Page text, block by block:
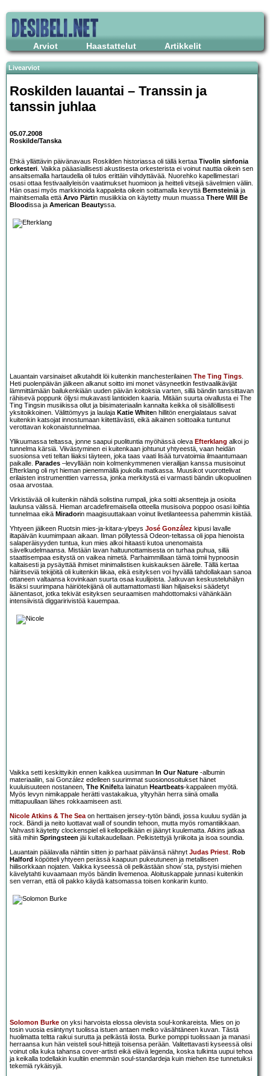
Arviot Haastattelut Artikkelit
Livearviot
Roskilden lauantai – Transsin ja
tanssin juhlaa
05.07.2008
Roskilde/Tanska
Ehkä yllättävin päivänavaus Roskilden historiassa oli tällä kertaa Tivolin sinfonia
orkesteri. Vaikka pääasiallisesti akustisesta orkesterista ei voinut nauttia oikein sen
ansaitsemalla hartaudella oli tulos erittäin viihdyttävää. Nuorehko kapellimestari
osasi ottaa festivaaliyleisön vaatimukset huomioon ja heitteli vitsejä sävelmien väliin.
Hän osasi myös markkinoida kappaleita oikein soittamalla kevyttä Bernsteiniäja
mainitsemalla että Arvo Pärtin musiikkia on käytetty muun muassa There Will Be
Bloodissa ja American Beautyssa.
Lauantain varsinaiset alkutahdit löi kuitenkin manchesterilainen The Ting Tings.
Heti puolenpäivän jälkeen alkanut soitto imi monet väsyneetkin festivaalikävijät
lämmittämään bailukenkiään uuden päivän koitoksia varten, sillä bändin tanssittavan
rähisevä poppunk öljysi mukavasti lantioiden kaaria. Mitään suurta oivallusta ei The
Ting Tingsin musiikissa ollut ja biisimateriaalin kannalta keikka oli sisällöllisesti
yksitoikkoinen. Välittömyys ja laulaja Katie Whiten hillitön energialataus saivat
kuitenkin katsojat innostumaan kiitettävästi, eikä aikainen soittoaika tuntunut
verottavan kokonaistunnelmaa.
Ylikuumassa teltassa, jonne saapui puolituntia myöhässä oleva Efterklang alkoi jo
tunnelma kärsiä. Viivästyminen ei kuitenkaan johtunut yhtyeestä, vaan heidän
suosionsa veti teltan liiaksi täyteen, joka taas vaati lisää turvatoimia ilmaantumaan
paikalle. Parades –levyllään noin kolmenkymmenen vierailijan kanssa musisoinut
Efterklang oli nyt hieman pienemmällä joukolla matkassa. Muusikot vuorottelivat
erilaisten instrumenttien varressa, jonka merkitystä ei varmasti bändin ulkopuolinen
osaa arvostaa.
Virkistävää oli kuitenkin nähdä solistina rumpali, joka soitti aksentteja ja osioita
laulunsa välissä. Hieman arcadefiremaisella otteella musisoiva poppoo osasi loihtia
tunnelmaa eikä Miradorin maagisuuttakaan voinut livetilanteessa pahemmin kiistää.
Yhtyeen jälkeen Ruotsin mies-ja-kitara-ylpeys José González kipusi lavalle
iltapäivän kuumimpaan aikaan. Ilman pöllytessä Odeon-teltassa oli jopa hienoista
salaperäisyyden tuntua, kun mies alkoi hitaasti kutoa unenomaista
sävelkudelmaansa. Mistään lavan haltuunottamisesta on turhaa puhua, sillä
staattisempaa esitystä on vaikea nimetä. Parhaimmillaan tämä toimii hypnoosin
kaltaisesti ja pysäyttää ihmiset minimalistisen kuiskauksen äärelle. Tällä kertaa
häiritseviä tekijöitä oli kuitenkin liikaa, eikä esityksen voi hyvällä tahdollakaan sanoa
ottaneen valtaansa kovinkaan suurta osaa kuulijoista. Jatkuvan keskusteluhälyn
lisäksi suurimpana häiriötekijänä oli auttamattomasti liian hiljaiseksi säädetyt
äänentasot, jotka tekivät esityksen seuraamisen mahdottomaksi vähänkään
intensiivistä diggaririvistöä kauempaa.
Vaikka setti keskittyikin ennen kaikkea uusimman In Our Nature -albumin
materiaaliin, sai González edelleen suurimmat suosionosoitukset hänet
kuuluisuuteen nostaneen, The Knifelta lainatun Heartbeats-kappaleen myötä.
Myös levyn nimikappale herätti vastakaikua, yltyyhän herra siinä omalla
mittapuullaan lähes rokkaamiseen asti.
Nicole Atkins & The Seaon herttaisen jersey-tytön bändi, jossa kuuluu sydän ja
rock. Bändi ja neito luottavat wall of soundin tehoon, mutta myös romantiikkaan.
Vahvasti käytetty clockenspiel eli kellopelikään ei jäänyt kuulematta. Atkins jatkaa
siitä mihin Springsteen jäi kultakaudellaan. Pelkistettyjä lyriikoita ja isoa soundia.
Lauantain päälavalla nähtiin sitten jo parhaat päivänsä nähnyt Judas Priest. Rob
Halford köpötteli yhtyeen perässä kaapuun pukeutuneen ja metalliseen
hiilisorkkaan nojaten. Vaikka kyseessä oli pelkästään show´sta, pystyisi miehen
kävelytahti kuvaamaan myös bändin livemenoa. Aloituskappale junnasi kuitenkin
sen verran, että oli pakko käydä katsomassa toisen konkarin kunto.
Solomon Burke on yksi harvoista elossa olevista soul-konkareista. Mies on jo
tosin vuosia esiintynyt tuolissa istuen antaen melko väsähtäneen kuvan. Tästä
huolimatta teltta raikui surutta ja pelkästä ilosta. Burke pomppi tuolissaan ja manasi
herraansa kun hän veisteli soul-hittejä toisensa perään. Valitettavasti kyseessä olisi
voinut olla kuka tahansa cover-artisti eikä elävä legenda, koska tulkinta uupui tehoa
ja keikalla todellakin kuultiin enemmän soul-standardeja kuin miehen itse tunnetuiksi
tekemiä rykäisyjä.